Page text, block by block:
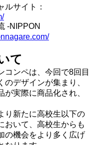
ルサイト：
-NIPPON
て
コンペは、今回で8回目
デザインが集まり、
実際に商品化され、
り新たに高校生以下の
おいて、高校生からも
の機会をより多く広げ